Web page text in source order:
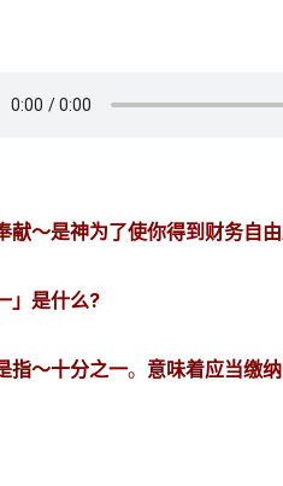
献～是神为了使你得到财务自
」是什么?
指～十分之一。 意味着应当缴